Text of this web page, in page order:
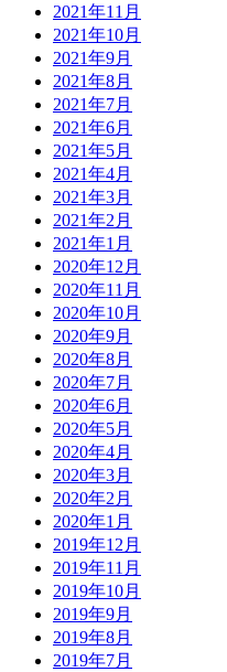
2021年11月
2021年10月
2021年9月
2021年8月
2021年7月
2021年6月
2021年5月
2021年4月
2021年3月
2021年2月
2021年1月
2020年12月
2020年11月
2020年10月
2020年9月
2020年8月
2020年7月
2020年6月
2020年5月
2020年4月
2020年3月
2020年2月
2020年1月
2019年12月
2019年11月
2019年10月
2019年9月
2019年8月
2019年7月